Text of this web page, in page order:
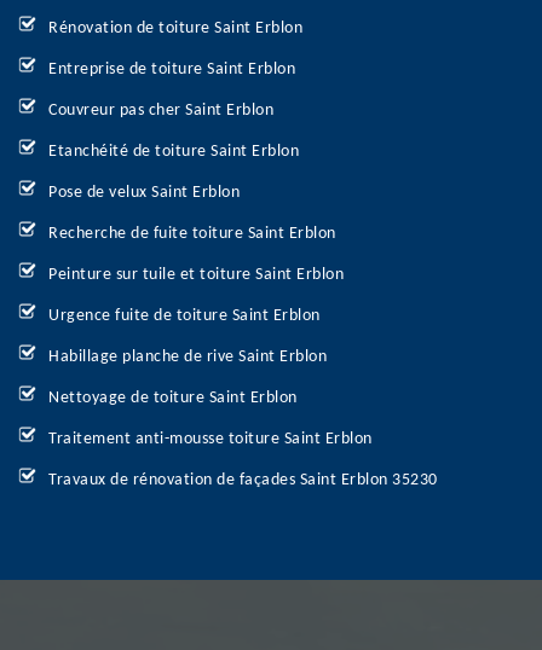
Rénovation de toiture Saint Erblon
Entreprise de toiture Saint Erblon
Couvreur pas cher Saint Erblon
Etanchéité de toiture Saint Erblon
Pose de velux Saint Erblon
Recherche de fuite toiture Saint Erblon
Peinture sur tuile et toiture Saint Erblon
Urgence fuite de toiture Saint Erblon
Habillage planche de rive Saint Erblon
Nettoyage de toiture Saint Erblon
Traitement anti-mousse toiture Saint Erblon
Travaux de rénovation de façades Saint Erblon 35230